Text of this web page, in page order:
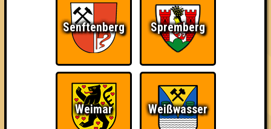
💵 Kulturbeitrag: 7€ (5€ für Studierende und Schüler)
⁉ 3 Runden // 30 Fragen // 60 Punkte
👨‍🏫 Die Quizmaster haben immer recht! Immer.
📵 Handys, Smartphones, oder anderer Schnickschnack sind
während der Fragerunden untersagt!
👨‍👩‍👧‍👦 Euer Team darf maximal aus 6 Personen bestehen!
Senftenberg Spremberg
Weimar Weißwasser